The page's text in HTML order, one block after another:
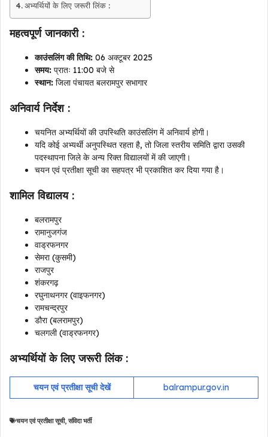
अभ्यर्थियों के लिए जरूरी लिंक :
महत्वपूर्ण जानकारी :
काउंसलिंग की तिथि: 06 अक्टूबर 2025
समय: प्रातः 11:00 बजे से
स्थान: जिला पंचायत बलरामपुर सभागार
अनिवार्य निर्देश :
चयनित अभ्यर्थियों की उपस्थिति काउंसलिंग में अनिवार्य होगी।
यदि कोई अभ्यर्थी अनुपस्थित रहता है, तो जिला स्तरीय समिति द्वारा उसकी
पदस्थापना जिले के अन्य रिक्त विद्यालयों में की जाएगी।
चयन एवं प्रतीक्षा सूची का सहपत्र भी प्रकाशित कर दिया गया है।
शामिल विद्यालय :
बलरामपुर
रामानुजगंज
वाड्रफनगर
सेमरा (कुसमी)
राजपुर
शंकरगढ़
रघुनाथनगर (वाइफनगर)
रामचन्द्रपुर
डौरा (बलरामपुर)
चलगली (वाड्रफनगर)
अभ्यर्थियों के लिए जरूरी लिंक :
चयन एवं प्रतीक्षा सूची देखें balrampur.gov.in
चयन एवं प्रतीक्षा सूची, संविदा भर्ती